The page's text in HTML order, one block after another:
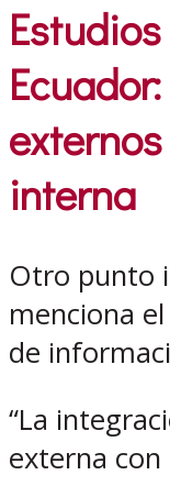
interna
Otro punto
menciona
de
“La
externa